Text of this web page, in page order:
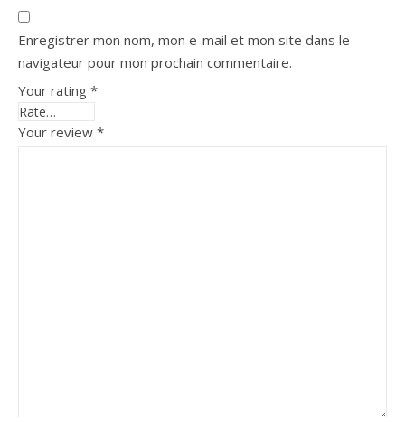
Enregistrer mon nom, mon e-mail et mon site dans le
navigateur pour mon prochain commentaire.
Your rating *
Your review *